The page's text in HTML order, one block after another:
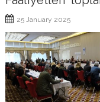
25 January 2025